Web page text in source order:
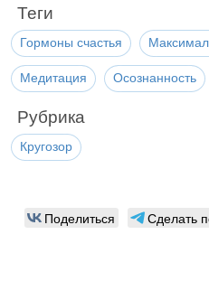
Теги
Гормоны счастья
Медитация Осознанность
Рубрика
Кругозор
Поделиться Сделать